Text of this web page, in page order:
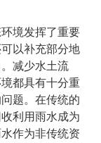
境发挥了重要
以补充部分地
减少水土流
都具有十分重
题。在传统的
利用雨水成为
作为非传统资